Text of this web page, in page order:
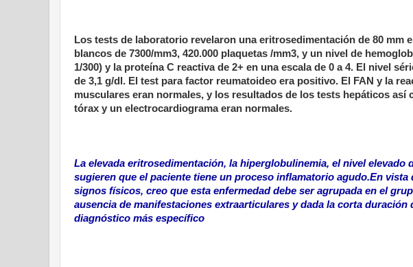
Los tests de laboratorio revelaron una eritrosedimentación de 80 mm
blancos de 7300/mm3, 420.000 plaquetas /mm3, y un nivel de
1/300) y la proteína C reactiva de 2+ en una escala de 0 a 4. El nivel
de 3,1 g/dl. El test para factor reumatoideo era positivo. El FAN y la
musculares eran normales, y los resultados de los tests hepáticos así
tórax y un electrocardiograma eran normales.
La elevada eritrosedimentación, la hiperglobulinemia, el nivel elevado
sugieren que el paciente tiene un proceso inflamatorio agudo.En
signos físicos, creo que esta enfermedad debe ser agrupada en el
ausencia de manifestaciones extraarticulares y dada la corta duración
diagnóstico más específico